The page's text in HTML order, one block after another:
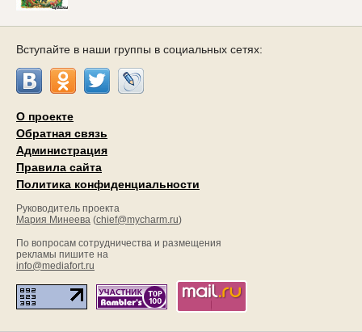
Вступайте в наши группы в социальных сетях:
О проекте
Обратная связь
Администрация
Правила сайта
Политика конфиденциальности
Руководитель проекта
Мария Минеева (chief@mycharm.ru)
По вопросам сотрудничества и размещения
рекламы пишите на
info@mediafort.ru